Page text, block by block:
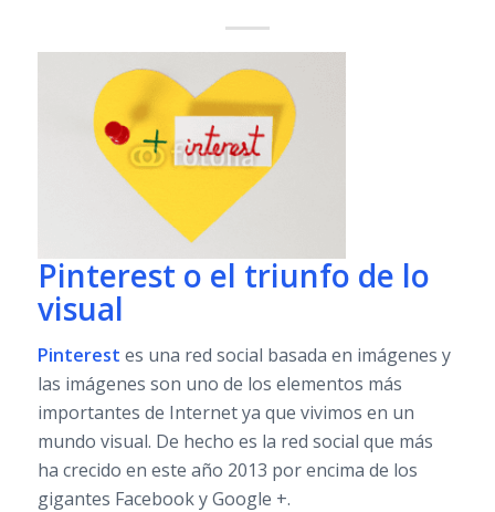
Pinterest o el triunfo de lo
visual
Pinterest es una red social basada en imágenes y
las imágenes son uno de los elementos más
importantes de Internet ya que vivimos en un
mundo visual. De hecho es la red social que más
ha crecido en este año 2013 por encima de los
gigantes Facebook y Google +.